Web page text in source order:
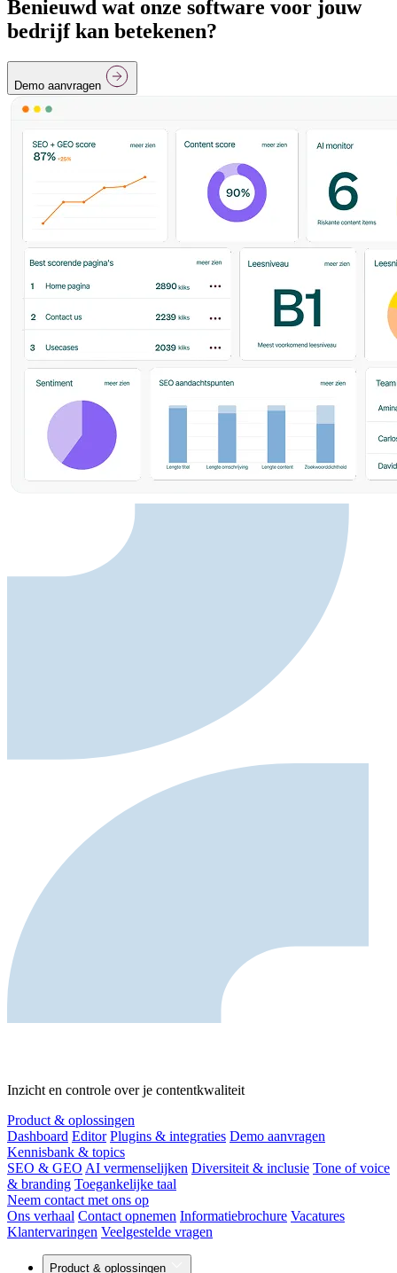
Benieuwd wat onze software voor jouw
bedrijf kan betekenen?
Demo aanvragen
Inzicht en controle over je contentkwaliteit
Product & oplossingen
Dashboard Editor Plugins & integraties Demo aanvragen
Kennisbank & topics
SEO & GEO AI vermenselijken Diversiteit & inclusie Tone of voice
& branding Toegankelijke taal
Neem contact met ons op
Ons verhaal Contact opnemen Informatiebrochure Vacatures
Klantervaringen Veelgestelde vragen
Product & oplossingen